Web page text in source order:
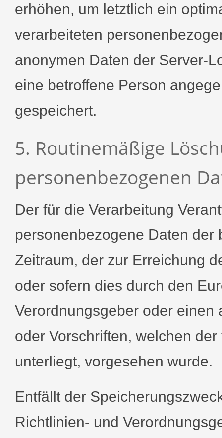
erhöhen, um letztlich ein
verarbeiteten
anonymen Daten der Server-
eine betroffene Person
gespeichert.
5. Routinemäßige
personenbezogenen
Der für die Verarbeitung
personenbezogene Daten der
Zeitraum, der zur Erreichung
oder sofern dies durch den
Verordnungsgeber oder einen
oder Vorschriften, welchen
unterliegt, vorgesehen wurde.
Entfällt der
Richtlinien- und